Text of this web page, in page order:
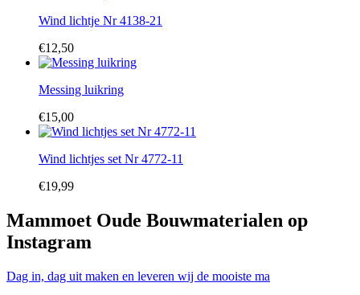
Wind lichtje Nr 4138-21
€12,50
Messing luikring
€15,00
Wind lichtjes set Nr 4772-11
€19,99
Mammoet Oude Bouwmaterialen op
Instagram
Dag in, dag uit maken en leveren wij de mooiste ma